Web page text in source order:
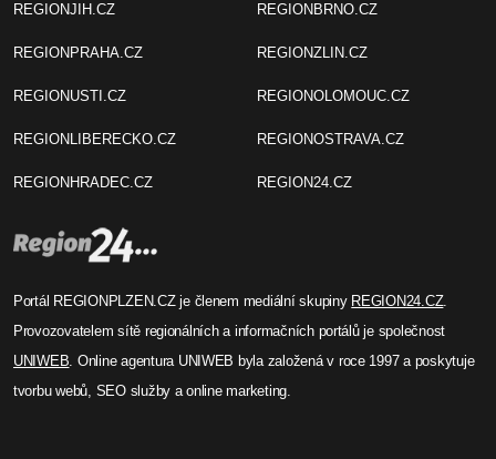
REGIONJIH.CZ
REGIONPRAHA.CZ
REGIONUSTI.CZ
REGIONLIBERECKO.CZ
REGIONHRADEC.CZ
REGIONBRNO.CZ
REGIONZLIN.CZ
REGIONOLOMOUC.CZ
REGIONOSTRAVA.CZ
REGION24.CZ
Portál REGIONPLZEN.CZ je členem mediální skupiny REGION24.CZ.
Provozovatelem sítě regionálních a informačních portálů je společnost
UNIWEB. Online agentura UNIWEB byla založená v roce 1997 a poskytuje
tvorbu webů, SEO služby a online marketing.